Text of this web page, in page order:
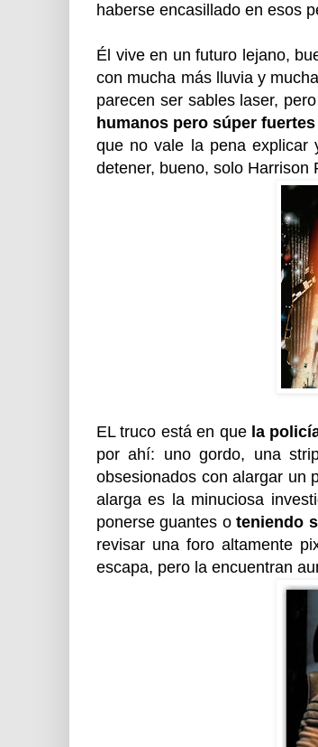
haberse encasillado en esos
Él vive en un futuro lejano,
con mucha más lluvia y
parecen ser sables laser,
humanos pero súper
que no vale la pena
detener, bueno, solo Harrison
EL truco está en que la
por ahí: uno gordo, una
obsesionados con alargar un
alarga es la minuciosa
ponerse guantes oteniendo
revisar una foro altamente
escapa, pero la encuentran